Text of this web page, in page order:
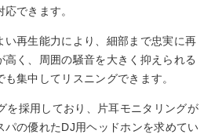
できます。
い再生能力により、細部まで忠実に再
く、周囲の騒音を大きく抑えられる
集中してリスニングできます。
を採用しており、片耳モニタリングが
パの優れたDJ用ヘッドホンを求めてい